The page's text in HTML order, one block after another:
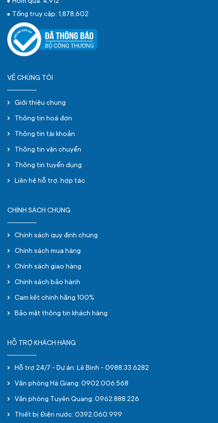
Tổng truy cập: 1,878,602
VỀ CHÚNG TÔI
Giới thiệu chung
Thông tin hoá đơn
Thông tin tài khoản
Thông tin vận chuyển
Thông tin tuyển dụng
Liên hệ hỗ trợ, hợp tác
CHÍNH SÁCH CHUNG
Chính sách quy định chung
Chính sách mua hàng
Chính sách giao hàng
Chính sách bảo hành
Cam kết chính hãng 100%
Bảo mật thông tin khách hàng
HỖ TRỢ KHÁCH HÀNG
Hỗ trợ 24/7 - Dự án: Lê Bình - 0988.33.6282
Văn phòng Hà Giang: 0902.006.568
Văn phòng Tuyên Quang: 0962.888.226
Thiết bị Điện nước: 0392.060.999